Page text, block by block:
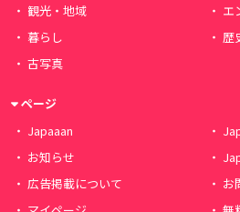
観光・地域
エ
暮らし
歴
古写真
ページ
Japaaan
お知らせ
広告掲載について
お